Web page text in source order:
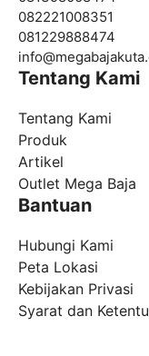
082221008351
081229888474
info@
Tentang Kami
Tentang Kami
Produk
Artikel
Outlet Mega Baja
Bantuan
Hubungi Kami
Peta Lokasi
Kebijakan Privasi
Syarat dan